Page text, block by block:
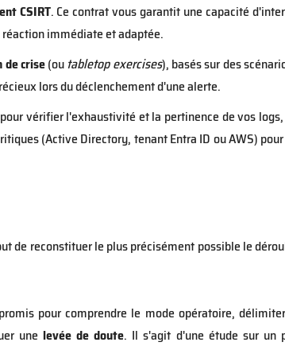
CSIRT. Ce contrat vous garantit une capacité
immédiate et adaptée.
de crise(outabletop exercises), basés sur des
lors du déclenchement d'une alerte.
pour vérifier l'exhaustivité et la pertinence de vos
(Active Directory, tenant Entra ID ou AWS)
de reconstituer le plus précisément possible le
pour comprendre le mode opératoire,
une levée de doute. Il s'agit d'une étude sur un